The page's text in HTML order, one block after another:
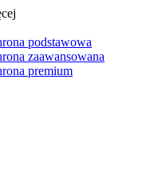
podstawowa
zaawansowana
premium